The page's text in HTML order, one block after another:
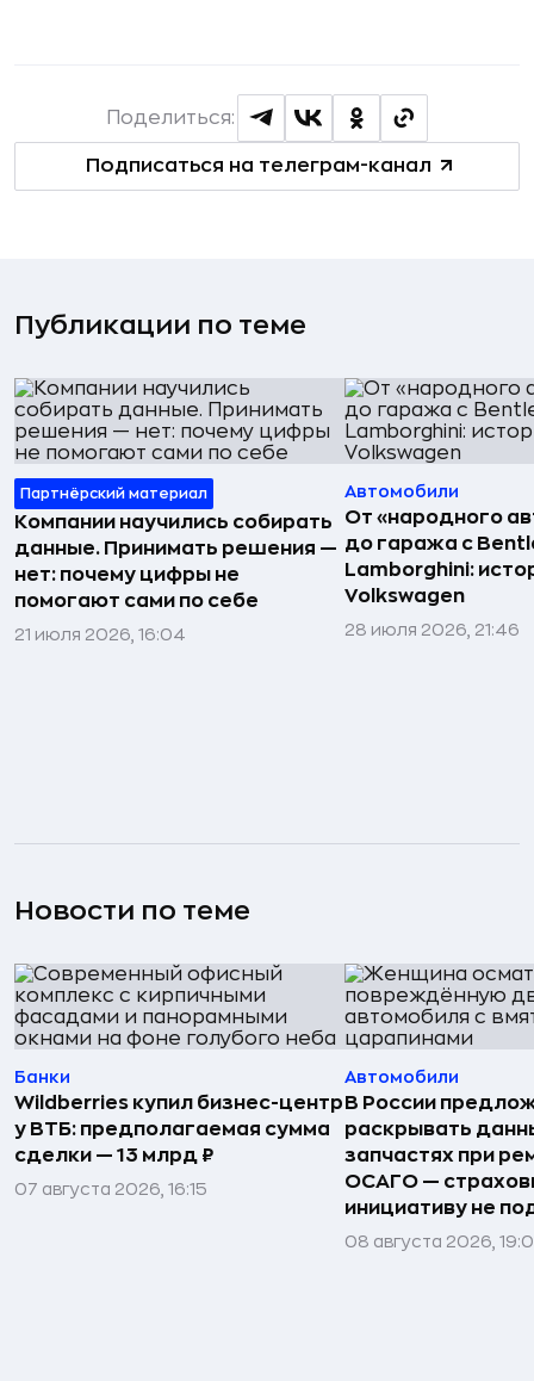
Подписаться на телеграм-канал
Поделиться:
Публикации по теме
Партнёрский материал
Компании научились собирать
данные. Принимать решения —
нет: почему цифры не
помогают сами по себе
21 июля 2026, 16:04
Автомобили
От «народного
до гаража с
Lamborghini:
Volkswagen
28 июля 2026, 21:46
Новости по теме
Банки
Wildberries купил бизнес-центр
у ВТБ: предполагаемая сумма
сделки — 13 млрд ₽
07 августа 2026, 16:15
Автомобили
В России
раскрывать
запчастях при
ОСАГО —
инициативу не
08 августа 2026,